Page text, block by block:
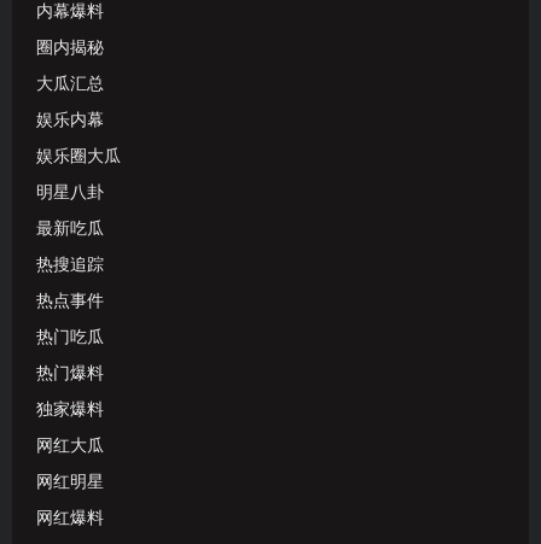
内幕爆料
圈内揭秘
大瓜汇总
娱乐内幕
娱乐圈大瓜
明星八卦
最新吃瓜
热搜追踪
热点事件
热门吃瓜
热门爆料
独家爆料
网红大瓜
网红明星
网红爆料